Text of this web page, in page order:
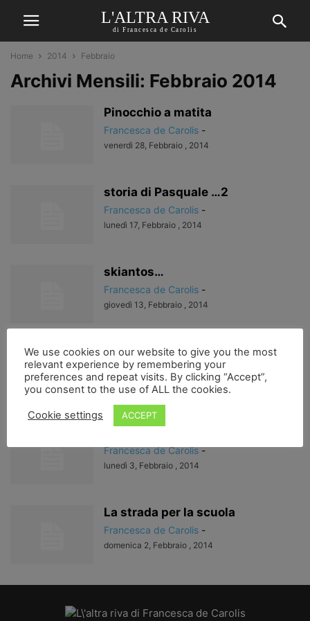
L'ALTRA RIVA
di Francesca de Carolis
Home 2014 Febbraio
Archivi Mensili: Febbraio 2014
Pinocchio a matita
Francesca de Carolis -
venerdì 28, Febbraio , 2014
storia di Pasquale …2
Francesca de Carolis -
lunedì 17, Febbraio , 2014
skiantos…
Francesca de Carolis -
giovedì 13, Febbraio , 2014
Vite ostative… la storia di
Pasquale..
Francesca de Carolis -
Francesca de Carolis -
lunedì 3, Febbraio , 2014
La strada per la scuola
Francesca de Carolis -
domenica 2, Febbraio , 2014
We use cookies on our website to give you the most
relevant experience by remembering your
preferences and repeat visits. By clicking “Accept”,
you consent to the use of ALL the cookies.
Cookie settings ACCEPT